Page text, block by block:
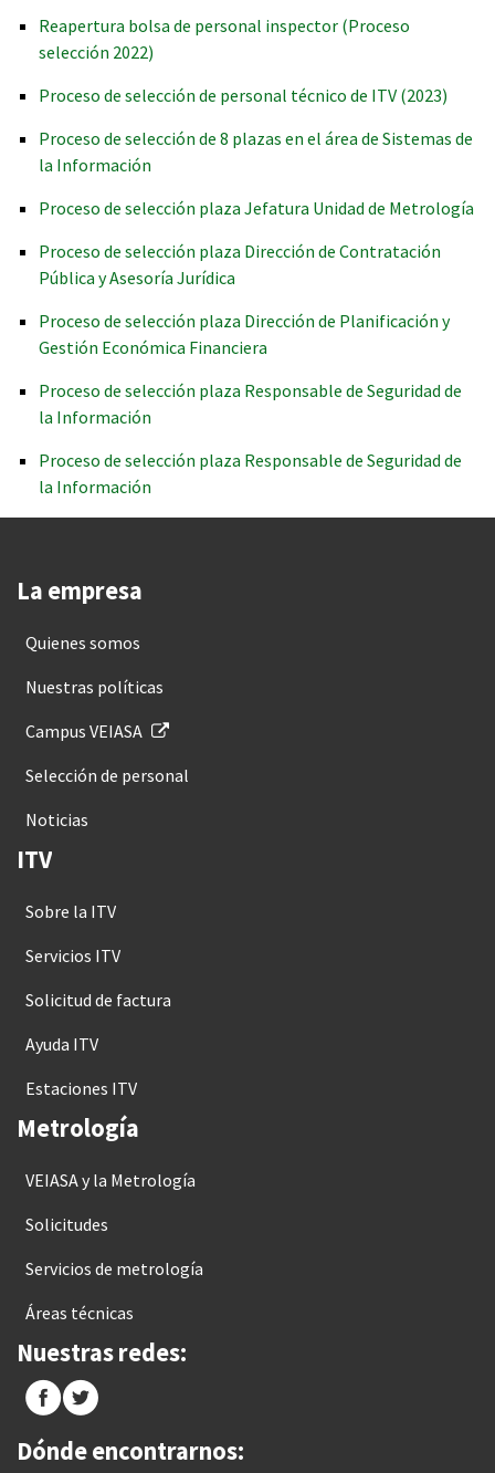
Reapertura bolsa de personal inspector (Proceso
selección 2022)
Proceso de selección de personal técnico de ITV (2023)
Proceso de selección de 8 plazas en el área de Sistemas de
la Información
Proceso de selección plaza Jefatura Unidad de Metrología
Proceso de selección plaza Dirección de Contratación
Pública y Asesoría Jurídica
Proceso de selección plaza Dirección de Planificación y
Gestión Económica Financiera
Proceso de selección plaza Responsable de Seguridad de
la Información
Proceso de selección plaza Responsable de Seguridad de
la Información
La empresa
Quienes somos
Nuestras políticas
Campus VEIASA
Selección de personal
Noticias
ITV
Sobre la ITV
Servicios ITV
Solicitud de factura
Ayuda ITV
Estaciones ITV
Metrología
VEIASA y la Metrología
Solicitudes
Servicios de metrología
Áreas técnicas
Nuestras redes:
Dónde encontrarnos: